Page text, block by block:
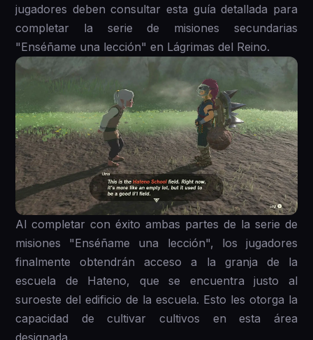
jugadores deben consultar esta guía detallada para
completar la serie de misiones secundarias
"Enséñame una lección" en Lágrimas del Reino.
Al completar con éxito ambas partes de la serie de
misiones "Enséñame una lección", los jugadores
finalmente obtendrán acceso a la granja de la
escuela de Hateno, que se encuentra justo al
suroeste del edificio de la escuela. Esto les otorga la
capacidad de cultivar cultivos en esta área
designada.